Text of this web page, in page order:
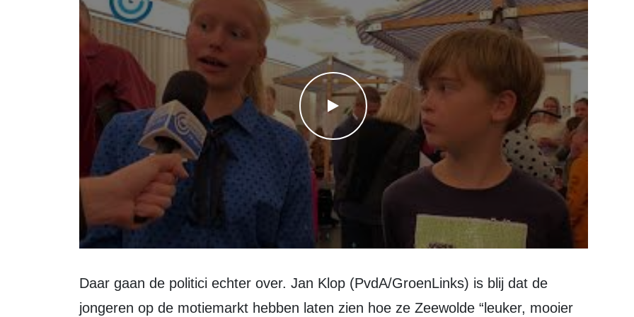
WATCH THE VIDEO
Daar gaan de politici echter over. Jan Klop (PvdA/GroenLinks) is blij dat de
jongeren op de motiemarkt hebben laten zien hoe ze Zeewolde “leuker, mooier